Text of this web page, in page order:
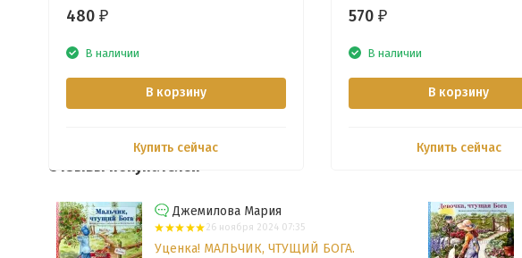
480 ₽
В наличии
В корзину
Купить сейчас
570₽
В наличии
В корзину
Купить сейчас
Отзывы покупателей
Джемилова Мария
26 ноября 2024 07:35
Уценка! МАЛЬЧИК, ЧТУЩИЙ БОГА.